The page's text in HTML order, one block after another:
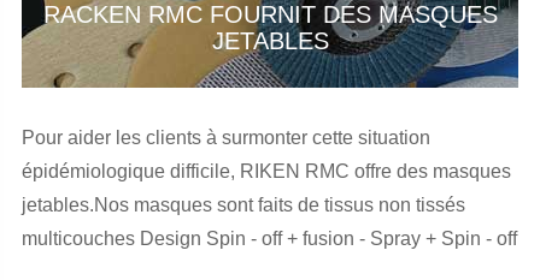
RACKEN RMC FOURNIT DES MASQUES
JETABLES
Pour aider les clients à surmonter cette situation
épidémiologique difficile, RIKEN RMC offre des masques
jetables.Nos masques sont faits de tissus non tissés
multicouches Design Spin - off + fusion - Spray + Spin - off